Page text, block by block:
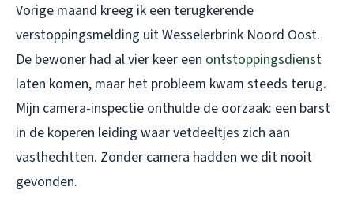
Vorige maand kreeg ik een terugkerende
verstoppingsmelding uit Wesselerbrink Noord Oost.
De bewoner had al vier keer een ontstoppingsdienst
laten komen, maar het probleem kwam steeds terug.
Mijn camera-inspectie onthulde de oorzaak: een barst
in de koperen leiding waar vetdeeltjes zich aan
vasthechtten. Zonder camera hadden we dit nooit
gevonden.